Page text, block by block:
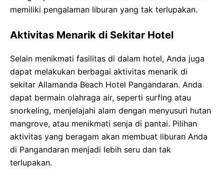
memiliki pengalaman liburan yang tak terlupakan.
Aktivitas Menarik di Sekitar Hotel
Selain menikmati fasilitas di dalam hotel, Anda juga
dapat melakukan berbagai aktivitas menarik di
sekitar Allamanda Beach Hotel Pangandaran. Anda
dapat bermain olahraga air, seperti surfing atau
snorkeling, menjelajahi alam dengan menyusuri hutan
mangrove, atau menikmati senja di pantai. Pilihan
aktivitas yang beragam akan membuat liburan Anda
di Pangandaran menjadi lebih seru dan tak
terlupakan.